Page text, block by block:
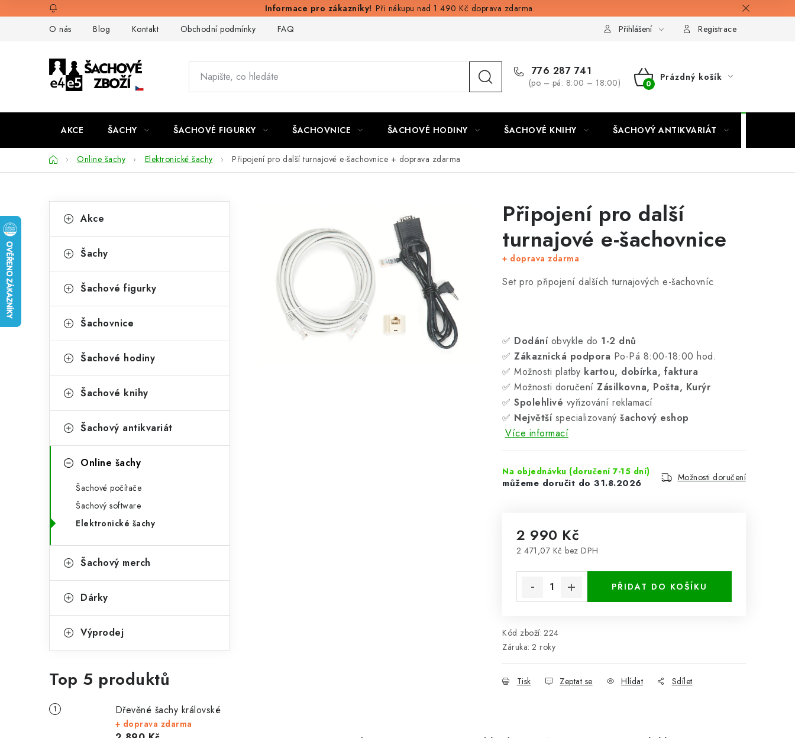
na
Při nákupu nad 1 490 Kč doprava zdarma.
O nás
Blog Kontakt Obchodní podmínky FAQ Přihlášení Registrace
776 287 741
(po – pá: 8:00 – 18:00)
NÁKUPNÍ
Prázdný košík
AKCE ŠACHY ŠACHOVÉ FIGURKY ŠACHOVNICE ŠACHOVÉ HODINY ŠACHOVÉ KNIHY ŠACHOVÝ ANTIKVARIÁT
DomůOnline šachy Elektronické šachy Připojení pro další turnajové e-šachovnice + doprava zdarma
o
t
r
n
n
p
kategorie
a
e
o
i
Akce
Šachy
Šachové figurky
Šachovnice
Šachové hodiny
Šachové knihy
Šachový antikvariát
Online šachy
Šachové počítače
Šachový software
Elektronické šachy
Šachový merch
Dárky
Výprodej
Top 5 produktů
Dřevěné šachy královské
+ doprava zdarma
Připojení pro další
turnajové e-šachovnice
+ doprava zdarma
Set pro připojení dalších turnajových e-šachovníc
✅ Dodáníobvykle do 1-2 dnů
✅ Zákaznická podpora Po-Pá 8:00-18:00 hod.
✅ Možnosti platby kartou, dobírka, faktura
✅ Možnosti doručení Zásilkovna, Pošta, Kurýr
✅ Spolehlivé vyřizování reklamací
✅ Největšíspecializovaný šachový eshop
Více informací
Na objednávku (doručení 7-15 dní)
31.8.2026 Možnosti doručení
2 990 Kč
2 471,07 Kč bez DPH
PŘIDAT DO KOŠÍKU
Kód zboží: 224
Záruka: 2 roky
Tisk Zeptat se Hlídat Sdílet